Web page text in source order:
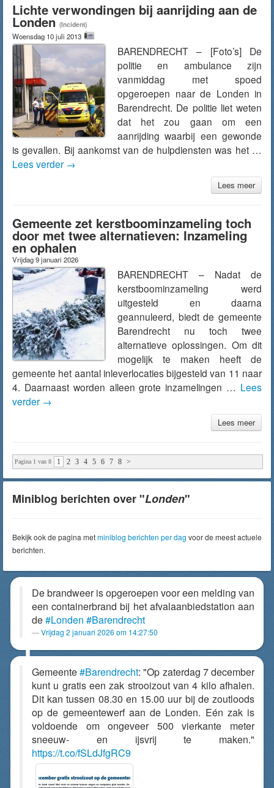
Lichte verwondingen bij aanrijding aan de
Londen (Incident)
Woensdag 10 juli 2013
BARENDRECHT – [Foto’s] De
politie en ambulance zijn
vanmiddag met spoed
opgeroepen naar de Londen in
Barendrecht. De politie liet weten
dat het zou gaan om een
aanrijding waarbij een gewonde
is gevallen. Bij aankomst van de hulpdiensten was het …
Lees verder →
Lees meer
Gemeente zet kerstboominzameling toch
door met twee alternatieven: Inzameling
en ophalen
Vrijdag 9 januari 2026
BARENDRECHT – Nadat de
kerstboominzameling werd
uitgesteld en daarna
geannuleerd, biedt de gemeente
Barendrecht nu toch twee
alternatieve oplossingen. Om dit
mogelijk te maken heeft de
gemeente het aantal inleverlocaties bijgesteld van 11 naar
4. Daarnaast worden alleen grote inzamelingen … Lees
verder →
Lees meer
Pagina 1 van 8 1 2 3 4 5 6 7 8 >
Miniblog berichten over "Londen"
Bekijk ook de pagina metminiblog berichten per dag voor de meest actuele
berichten.
De brandweer is opgeroepen voor een melding van
een containerbrand bij het afvalaanbiedstation aan
de#Londen #Barendrecht
Vrijdag 2 januari 2026 om 14:27:50
Gemeente#Barendrecht: "Op zaterdag 7 december
kunt u gratis een zak strooizout van 4 kilo afhalen.
Dit kan tussen 08.30 en 15.00 uur bij de zoutloods
op de gemeentewerf aan de Londen. Eén zak is
voldoende om ongeveer 500 vierkante meter
sneeuw- en ijsvrij te maken."
https://t.co/fSLdJfgRC9